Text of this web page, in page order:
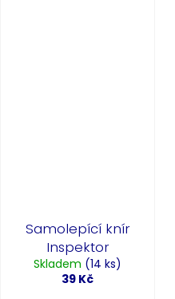
Samolepící knír
Inspektor
Skladem (14 ks)
39 Kč